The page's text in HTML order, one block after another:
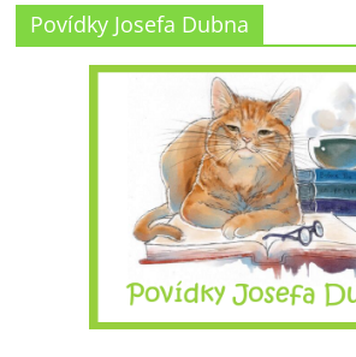
Povídky Josefa Dubna